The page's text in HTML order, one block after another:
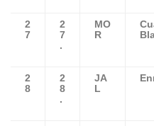
2
7
2
7
.
MO
R
2
8
2
8
.
JA
L